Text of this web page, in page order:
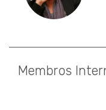
Membros